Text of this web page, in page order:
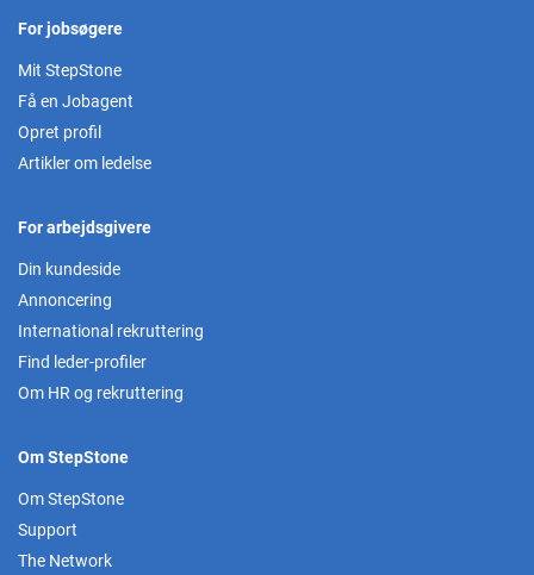
For jobsøgere
Mit StepStone
Få en Jobagent
Opret profil
Artikler om ledelse
For arbejdsgivere
Din kundeside
Annoncering
International rekruttering
Find leder-profiler
Om HR og rekruttering
Om StepStone
Om StepStone
Support
The Network